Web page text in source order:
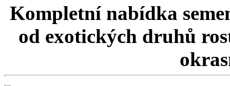
Kompletní nabídka
od exotických druhů